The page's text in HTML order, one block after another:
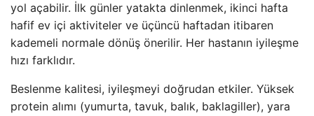
yol açabilir. İlk günler yatakta dinlenmek, ikinci hafta
hafif ev içi aktiviteler ve üçüncü haftadan itibaren
kademeli normale dönüş önerilir. Her hastanın iyileşme
hızı farklıdır.
Beslenme kalitesi, iyileşmeyi doğrudan etkiler. Yüksek
protein alımı (yumurta, tavuk, balık, baklagiller), yara